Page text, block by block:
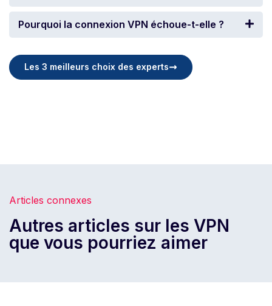
Pourquoi la connexion VPN échoue-t-elle ?
Les 3 meilleurs choix des experts
Articles connexes
Autres articles sur les VPN
que vous pourriez aimer